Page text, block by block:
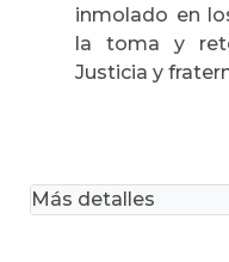
inmolado en
la toma y
Justicia y
Más detalles